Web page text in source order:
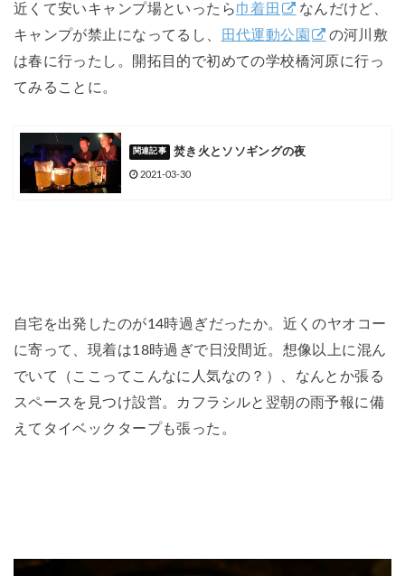
近くて安いキャンプ場といったら巾着田
なんだけど、
キャンプが禁止になってるし、
田代運動公園
の河川敷
は春に行ったし。開拓目的で初めての学校橋河原に行っ
てみることに。
焚き火とソソギングの夜
2021-03-30
自宅を出発したのが14時過ぎだったか。近くのヤオコー
に寄って、現着は18時過ぎで日没間近。想像以上に混ん
でいて（ここってこんなに人気なの？）、なんとか張る
スペースを見つけ設営。カフラシルと翌朝の雨予報に備
えてタイベックタープも張った。